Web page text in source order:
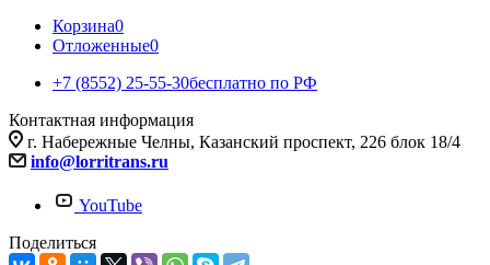
Корзина0
Отложенные0
+7 (8552) 25-55-30бесплатно по РФ
Контактная информация
г. Набережные Челны, Казанский проспект, 226 блок 18/4
info@lorritrans.ru
YouTube
Поделиться